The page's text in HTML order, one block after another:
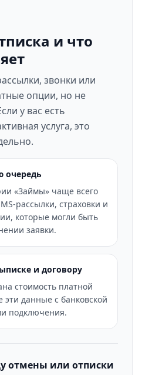
и что
звонки или
опции, но не
у вас есть
услуга, это
очередь
«Займы» чаще всего
рассылки, страховки и
которые могли быть
заявки.
и договору
стоимость платной
эти данные с банковской
подключения.
отмены или отписки